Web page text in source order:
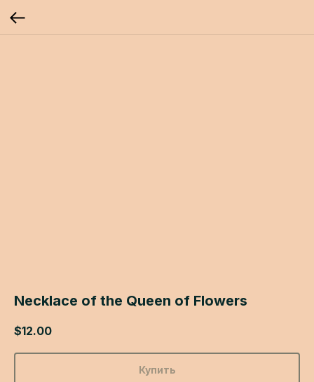
Necklace of the Queen of Flowers
$12.00
Купить